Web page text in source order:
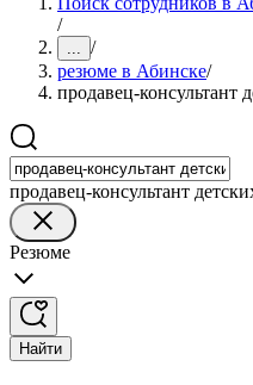
/
... /
резюме в Абинске/
продавец-консультант
продавец-консультант
Резюме
Найти